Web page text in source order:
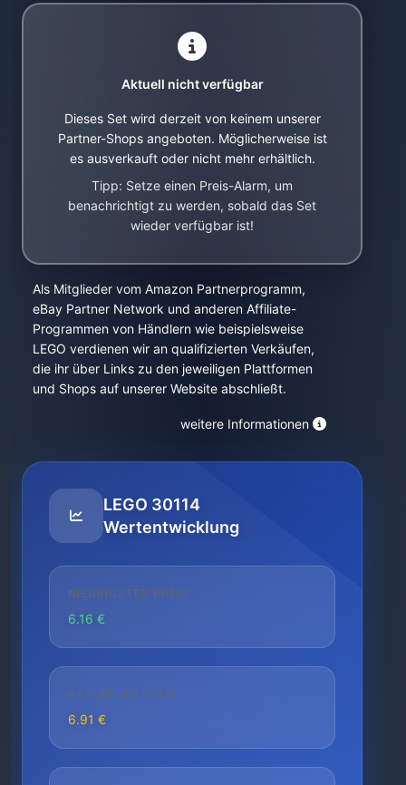
Aktuell nicht verfügbar
Dieses Set wird derzeit von keinem unserer
Partner-Shops angeboten. Möglicherweise ist
es ausverkauft oder nicht mehr erhältlich.
Tipp: Setze einen Preis-Alarm, um
benachrichtigt zu werden, sobald das Set
wieder verfügbar ist!
Als Mitglieder vom Amazon Partnerprogramm,
eBay Partner Network und anderen Affiliate-
Programmen von Händlern wie beispielsweise
LEGO verdienen wir an qualifizierten Verkäufen,
die ihr über Links zu den jeweiligen Plattformen
und Shops auf unserer Website abschließt.
weitere Informationen
LEGO 30114
Wertentwicklung
NIEDRIGSTER PREIS
6.16 €
AKTUELLER PREIS
6.91 €